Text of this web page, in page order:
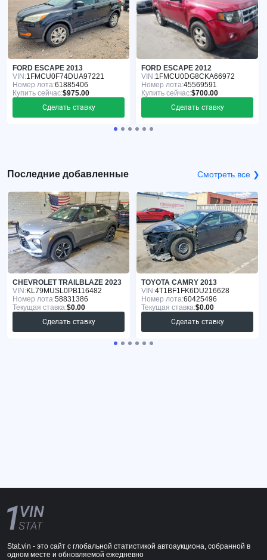
FORD ESCAPE 2013
VIN:1FMCU0F74DUA97221
Номер лота:61885406
Купить сейчас:$975.00
Сделать ставку
FORD ESCAPE 2012
VIN:1FMCU0DG8CKA66972
Номер лота:45569591
Купить сейчас:$700.00
Сделать ставку
Последние добавленные Смотреть все ❯
CHEVROLET TRAILBLAZE 2023
VIN:KL79MUSL0PB116482
Номер лота:58831386
Текущая ставка:$0.00
Сделать ставку
TOYOTA CAMRY 2013
VIN:4T1BF1FK6DU216628
Номер лота:60425496
Текущая ставка:$0.00
Сделать ставку
Stat.vin - это сайт с глобальной статистикой автоаукциона, собранной в
одном месте и обновляемой ежедневно